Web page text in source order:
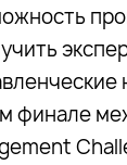
финале